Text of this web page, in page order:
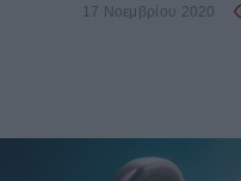
17 Νοεμβρίου 2020